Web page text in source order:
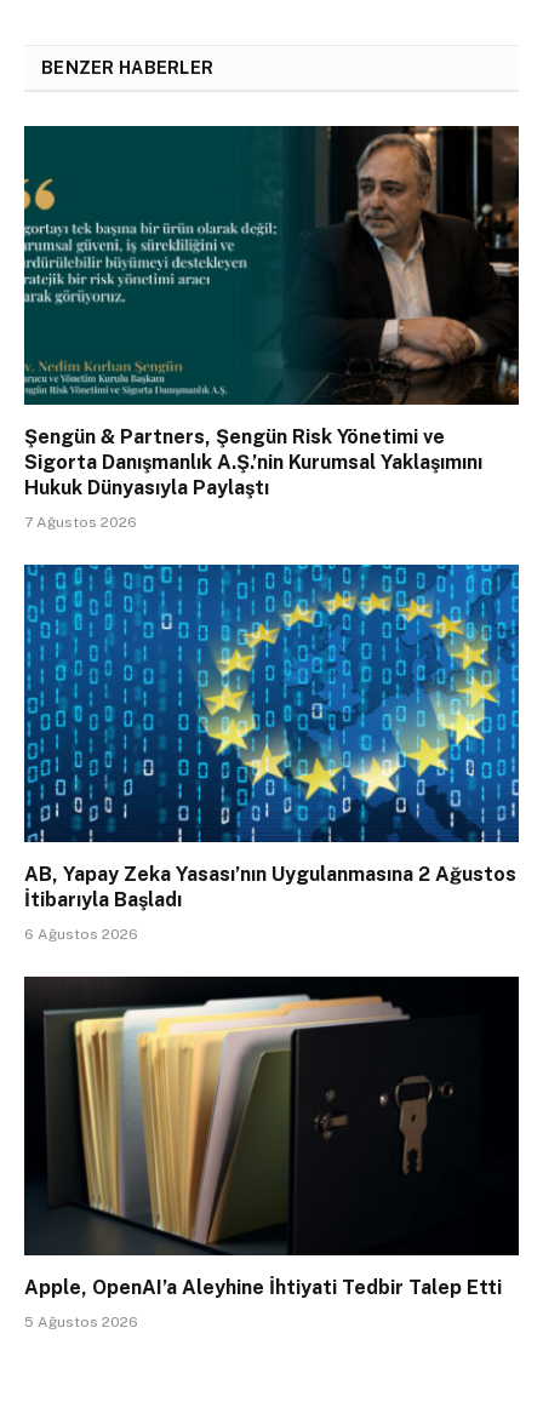
BENZER HABERLER
Şengün & Partners, Şengün Risk Yönetimi ve
Sigorta Danışmanlık A.Ş.’nin Kurumsal Yaklaşımını
Hukuk Dünyasıyla Paylaştı
7 Ağustos 2026
AB, Yapay Zeka Yasası’nın Uygulanmasına 2 Ağustos
İtibarıyla Başladı
6 Ağustos 2026
Apple, OpenAI’a Aleyhine İhtiyati Tedbir Talep Etti
5 Ağustos 2026